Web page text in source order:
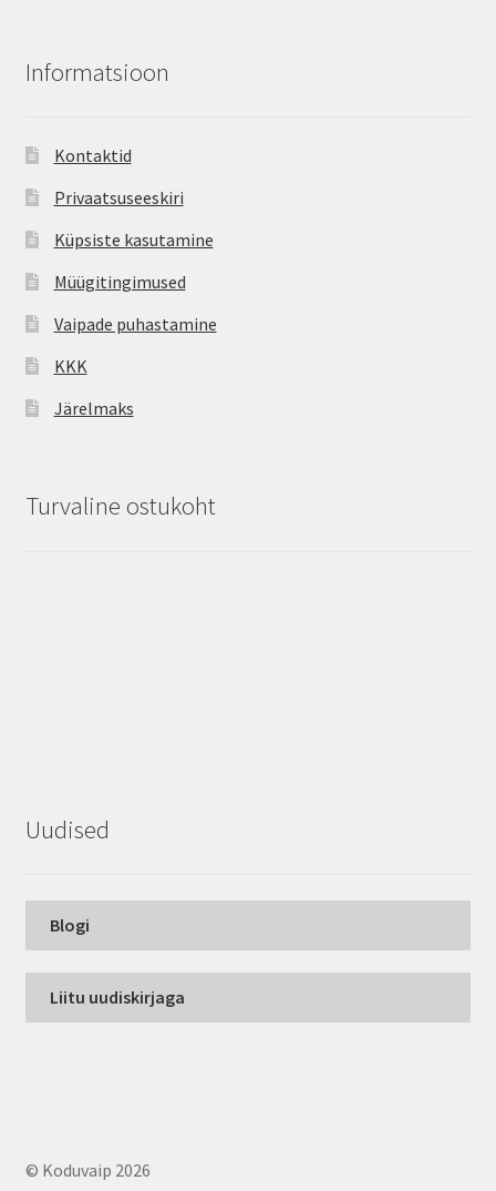
Informatsioon
Kontaktid
Privaatsuseeskiri
Küpsiste kasutamine
Müügitingimused
Vaipade puhastamine
KKK
Järelmaks
Turvaline ostukoht
Uudised
Blogi
Liitu uudiskirjaga
© Koduvaip 2026